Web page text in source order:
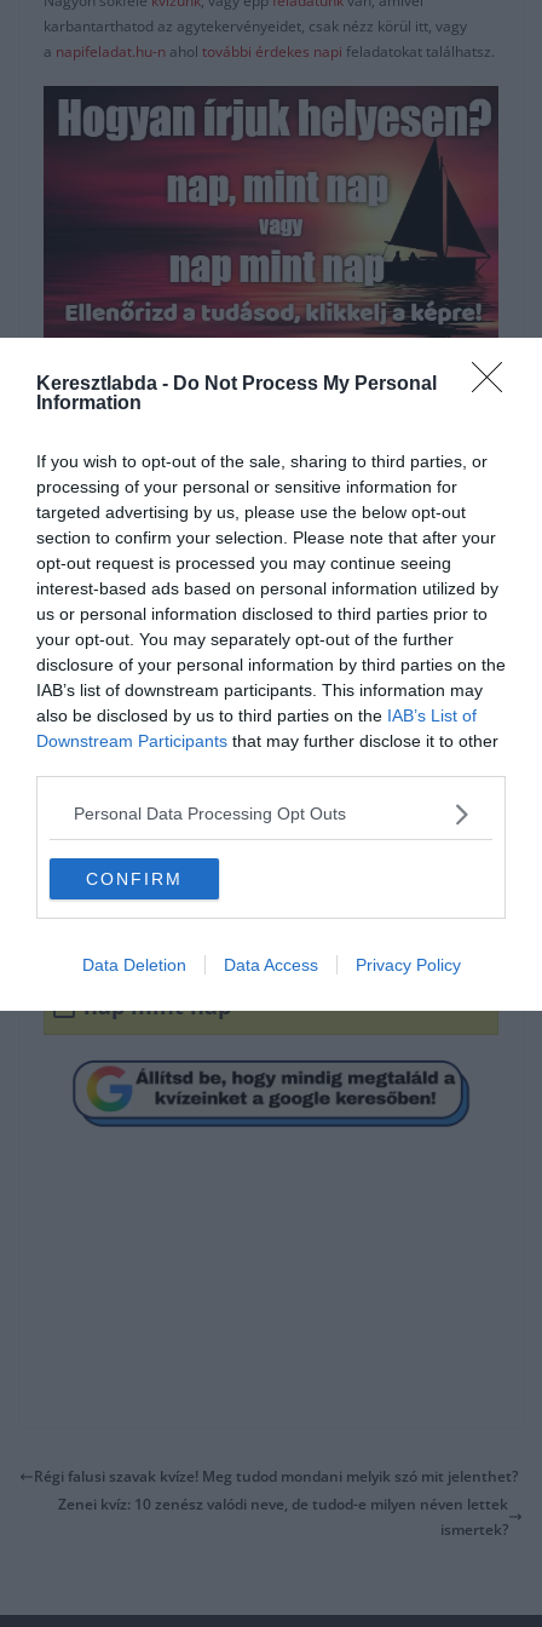
Keresztlabda - Do Not Process My Personal
Information
If you wish to opt-out of the sale, sharing to third parties, or
processing of your personal or sensitive information for
targeted advertising by us, please use the below opt-out
section to confirm your selection. Please note that after your
opt-out request is processed you may continue seeing
interest-based ads based on personal information utilized by
us or personal information disclosed to third parties prior to
your opt-out. You may separately opt-out of the further
disclosure of your personal information by third parties on the
IAB’s list of downstream participants. This information may
also be disclosed by us to third parties on the IAB’s List of
Downstream Participants that may further disclose it to other
Personal Data Processing Opt Outs
CONFIRM
Data Deletion Data Access Privacy Policy
karbantarthatod az agytekervényeidet, csak nézz körül itt, vagy
a napifeladat.hu-n ahol további érdekes napi feladatokat találhatsz.
Tudod hogyan írjuk
helyesen?
nap, mint nap
nap mint nap
Régi falusi szavak kvíze! Meg tudod mondani melyik szó mit jelenthet?
Zenei kvíz: 10 zenész valódi neve, de tudod-e milyen néven lettek
ismertek?